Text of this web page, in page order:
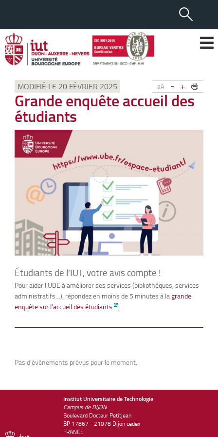
aA - +
MODIFIÉ LE 20 FÉVRIER 2025
Grande enquête accueil des
étudiants
Étudiants de l’IUT, votre avis compte !
Pour aider l’UBE à améliorer ses services (bibliothèques, services
administratifs…), répondez en moins de 5 minutes à lagrande
enquête sur l’accueil des étudiants
.
Pas d'évènements prévus pour le moment.
Institut Universitaire de Technologie
Campus de DIJON
Boulevard Docteur Petitjean
BP 17867 - 21078 Dijon cedex
FRANCE